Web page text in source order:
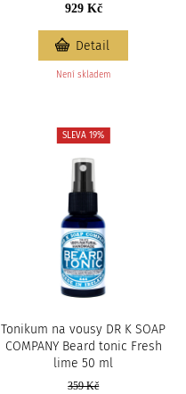
929 Kč
Není skladem
Detail
Tonikum na vousy DR K SOAP
COMPANY Beard tonic Fresh
lime 50 ml
SLEVA 19%
359 Kč